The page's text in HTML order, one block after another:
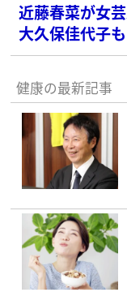
近藤春菜が女
大久保佳代子も
健康の最新記事